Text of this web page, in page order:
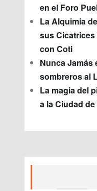
en el Foro
La Alquimia
sus Cicatrices
con Coti
Nunca Jamás
sombreros al
La magia del
a la Ciudad